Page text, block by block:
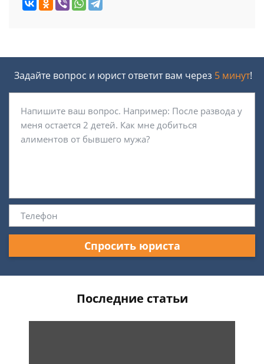
Задайте вопрос и юрист ответит вам через 5 минут!
Спросить юриста
Последние статьи